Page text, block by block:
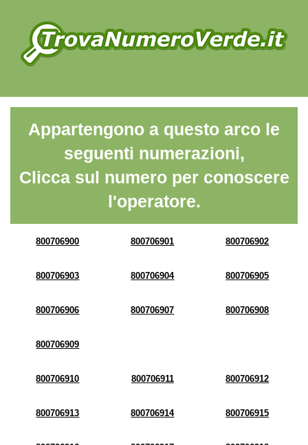
Appartengono a questo arco le
seguenti numerazioni,
Clicca sul numero per conoscere
l'operatore.
800706900 800706901 800706902
800706903 800706904 800706905
800706906 800706907 800706908
800706909
800706910 800706911 800706912
800706913 800706914 800706915